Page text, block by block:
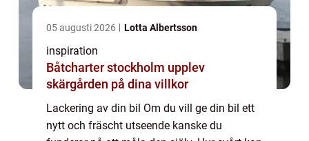
05 augusti 2026 Lotta Albertsson
inspiration
Båtcharter stockholm upplev
skärgården på dina villkor
Lackering av din bil Om du vill ge din bil ett
nytt och fräscht utseende kanske du